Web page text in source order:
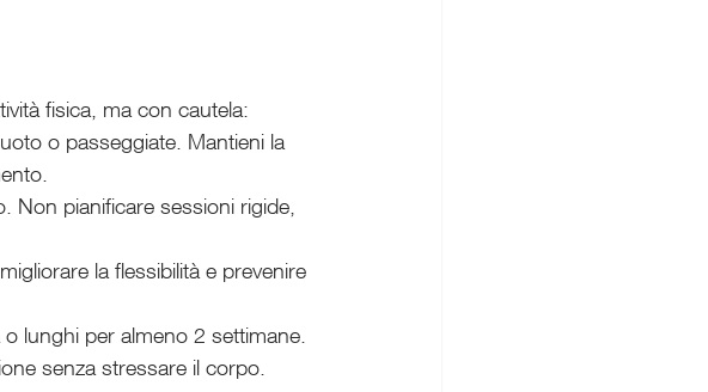
fisica, ma con cautela:
o passeggiate. Mantieni la
Non pianificare sessioni rigide,
la flessibilità e prevenire
lunghi per almeno 2 settimane.
senza stressare il corpo.